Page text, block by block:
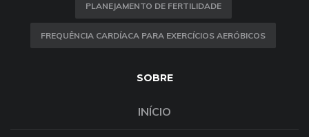
PLANEJAMENTO DE FERTILIDADE
FREQUÊNCIA CARDÍACA PARA EXERCÍCIOS AERÓBICOS
SOBRE
INÍCIO